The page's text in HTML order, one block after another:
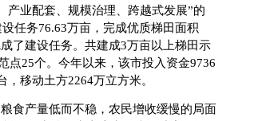
产业配套、规模治理、跨越式发展”的
任务76.63万亩，完成优质梯田面积
了建设任务。共建成3万亩以上梯田示
点25个。今年以来，该市投入资金9736
移动土方2264万立方米。
产量低而不稳，农民增收缓慢的局面